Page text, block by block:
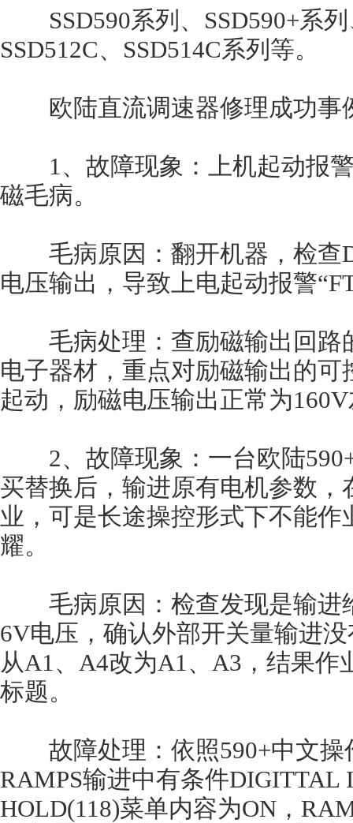
SSD590系列、SSD590+系列
SSD512C、SSD514C系列等。
欧陆直流调速器修理成功事
1、故障现象：上机起动报警
磁毛病。
毛病原因：翻开机器，检查
电压输出，导致上电起动报警
毛病处理：查励磁输出回路
电子器材，重点对励磁输出的
起动，励磁电压输出正常为
2、故障现象：一台欧陆
买替换后，输进原有电机参数
业，可是长途操控形式下不能
耀。
毛病原因：检查发现是输进
6V电压，确认外部开关量输进
从A1、A4改为A1、A3，结果
标题。
故障处理：依照590+中文操
RAMPS输进中有条件DIGITTAL
HOLD(118)菜单内容为ON，